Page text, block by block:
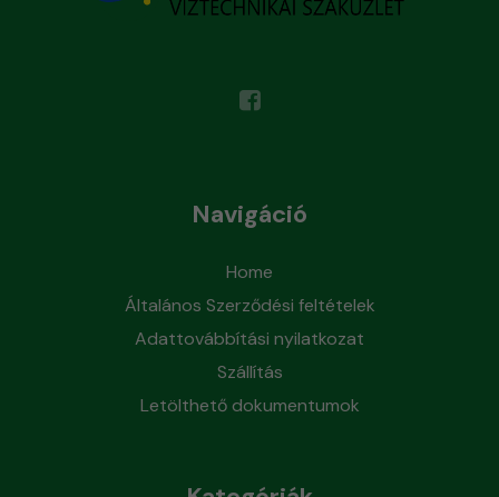
Navigáció
Home
Általános Szerződési feltételek
Adattovábbítási nyilatkozat
Szállítás
Letölthető dokumentumok